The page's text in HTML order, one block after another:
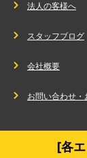
法人の客様へ
スタッフブログ
会社概要
お問い合わせ・
[各